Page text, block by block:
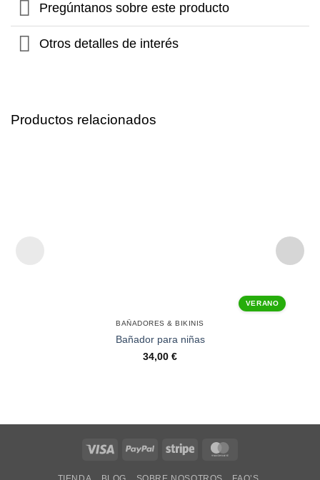
Pregúntanos sobre este producto
Otros detalles de interés
Productos relacionados
VERANO
BAÑADORES & BIKINIS
Bañador para niñas
34,00 €
Visa PayPal Stripe